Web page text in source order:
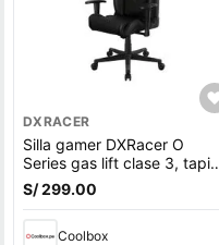
DXRACER
Silla gamer DXRacer O
Series gas lift clase 3, tapiz
cuero pu, máx. 100 kg,
inclinación 90 - 135°, negro
S/ 299.00
Coolbox